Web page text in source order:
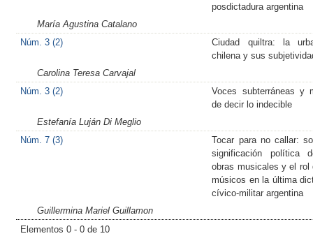
posdictadura argentina
María Agustina Catalano
Núm. 3 (2)
Ciudad quiltra: la
chilena y sus
Carolina Teresa Carvajal
Núm. 3 (2)
Voces subterráneas y
de decir lo indecible
Estefanía Luján Di Meglio
Núm. 7 (3)
Tocar para no callar:
significación política
obras musicales y el rol
músicos en la última
cívico-militar argentina
Guillermina Mariel Guillamon
Elementos 0 - 0 de 10